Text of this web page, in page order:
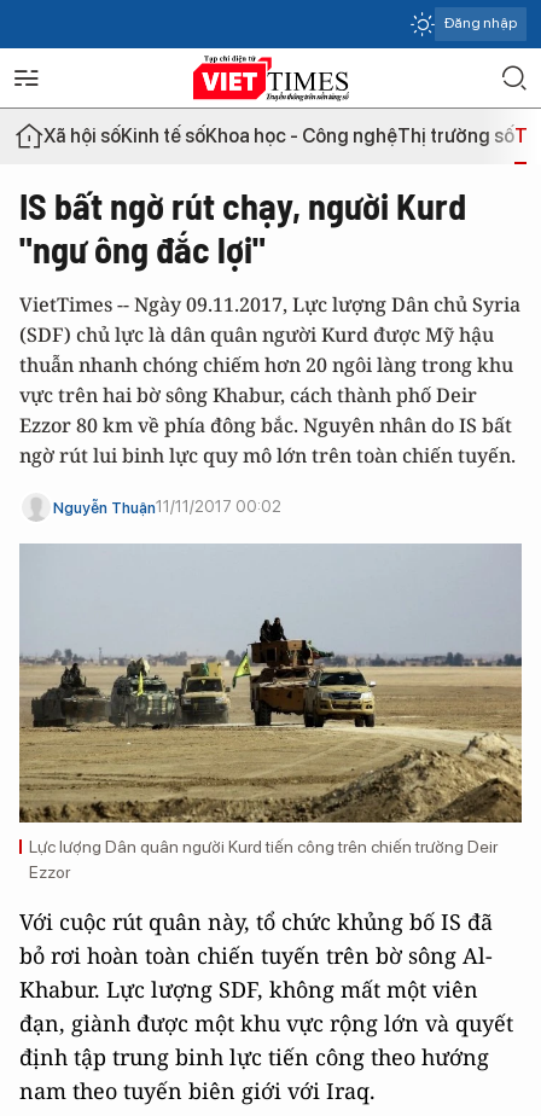
Đăng nhập
Xã hội sốKinh tế sốKhoa học - Công nghệThị trường số
IS bất ngờ rút chạy, người Kurd
"ngư ông đắc lợi"
VietTimes -- Ngày 09.11.2017, Lực lượng Dân chủ Syria
(SDF) chủ lực là dân quân người Kurd được Mỹ hậu
thuẫn nhanh chóng chiếm hơn 20 ngôi làng trong khu
vực trên hai bờ sông Khabur, cách thành phố Deir
Ezzor 80 km về phía đông bắc. Nguyên nhân do IS bất
ngờ rút lui binh lực quy mô lớn trên toàn chiến tuyến.
Nguyễn Thuận11/11/2017 00:02
Lực lượng Dân quân người Kurd tiến công trên chiến trường Deir
Ezzor
Với cuộc rút quân này, tổ chức khủng bố IS đã
bỏ rơi hoàn toàn chiến tuyến trên bờ sông Al-
Khabur. Lực lượng SDF, không mất một viên
đạn, giành được một khu vực rộng lớn và quyết
định tập trung binh lực tiến công theo hướng
nam theo tuyến biên giới với Iraq.